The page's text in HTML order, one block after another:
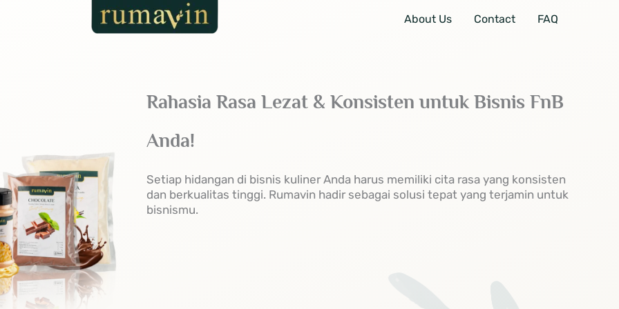
About Us Contact FAQ
Rahasia Rasa Lezat & Konsisten untuk Bisnis FnB
Anda!
Setiap hidangan di bisnis kuliner Anda harus memiliki cita rasa yang konsisten
dan berkualitas tinggi. Rumavin hadir sebagai solusi tepat yang terjamin untuk
bisnismu.